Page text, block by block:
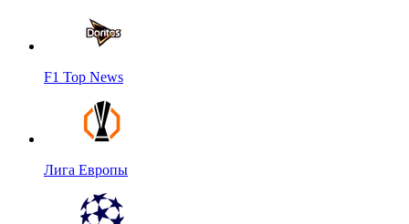
F1 Top News
Лига Европы